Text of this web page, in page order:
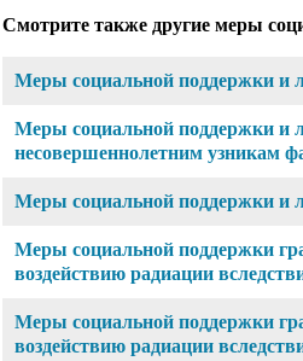
Смотрите также другие меры
Меры социальной поддержки и
Меры социальной поддержки
несовершеннолетним узникам
Меры социальной поддержки и
Меры социальной поддержки
воздействию радиации
Меры социальной поддержки
воздействию радиации